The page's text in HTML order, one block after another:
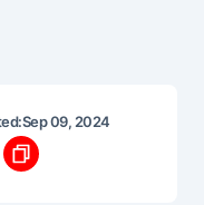
Sep 09, 2024